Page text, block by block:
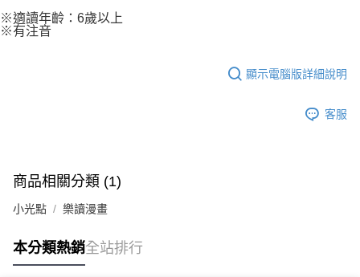
※適讀年齡：6歲以上
※有注音
顯示電腦版詳細說明
客服
商品相關分類 (1)
小光點 樂讀漫畫
本分類熱銷全站排行